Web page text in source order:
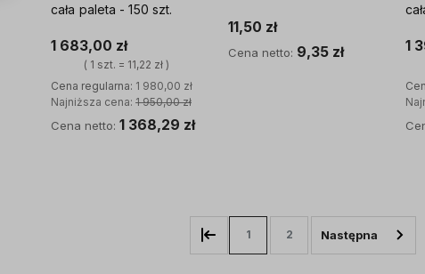
cała paleta - 150 szt.
1 683,00 zł
( 1 szt. = 11,22 zł )
Cena regularna: 1 980,00 zł
Najniższa cena: 1 950,00 zł
Cena netto: 1 368,29 zł
11,50 zł
Cena netto: 9,35 zł 1
1 2